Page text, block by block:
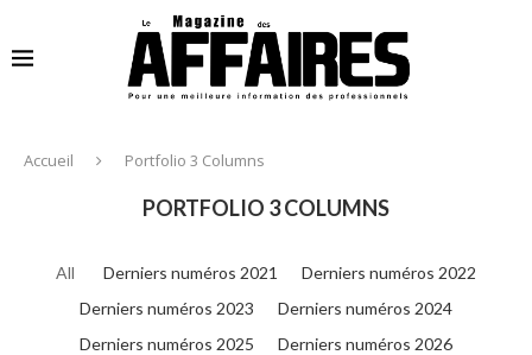
Accueil Portfolio 3 Columns
PORTFOLIO 3 COLUMNS
All Derniers numéros 2021
Derniers numéros 2022
Derniers numéros 2023
Derniers numéros 2024
Derniers numéros 2025
Derniers numéros 2026